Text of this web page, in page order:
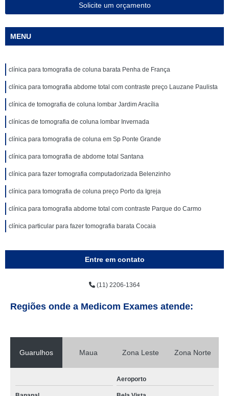
Solicite um orçamento
MENU
clínica para tomografia de coluna barata Penha de França
clínica para tomografia abdome total com contraste preço Lauzane Paulista
clínica de tomografia de coluna lombar Jardim Aracília
clínicas de tomografia de coluna lombar Invernada
clínica para tomografia de coluna em Sp Ponte Grande
clínica para tomografia de abdome total Santana
clínica para fazer tomografia computadorizada Belenzinho
clínica para tomografia de coluna preço Porto da Igreja
clínica para tomografia abdome total com contraste Parque do Carmo
clínica particular para fazer tomografia barata Cocaia
Entre em contato
(11) 2206-1364
Regiões onde a Medicom Exames atende:
Guarulhos Maua Zona Leste Zona Norte
Aeroporto